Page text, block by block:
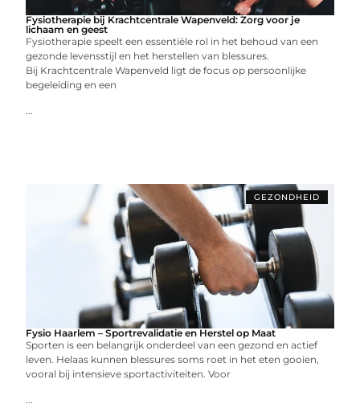
Fysiotherapie bij Krachtcentrale Wapenveld: Zorg voor je
lichaam en geest
Fysiotherapie speelt een essentiële rol in het behoud van een
gezonde levensstijl en het herstellen van blessures.
Bij Krachtcentrale Wapenveld ligt de focus op persoonlijke
begeleiding en een
...
GEZONDHEID
Fysio Haarlem – Sportrevalidatie en Herstel op Maat
Sporten is een belangrijk onderdeel van een gezond en actief
leven. Helaas kunnen blessures soms roet in het eten gooien,
vooral bij intensieve sportactiviteiten. Voor
...